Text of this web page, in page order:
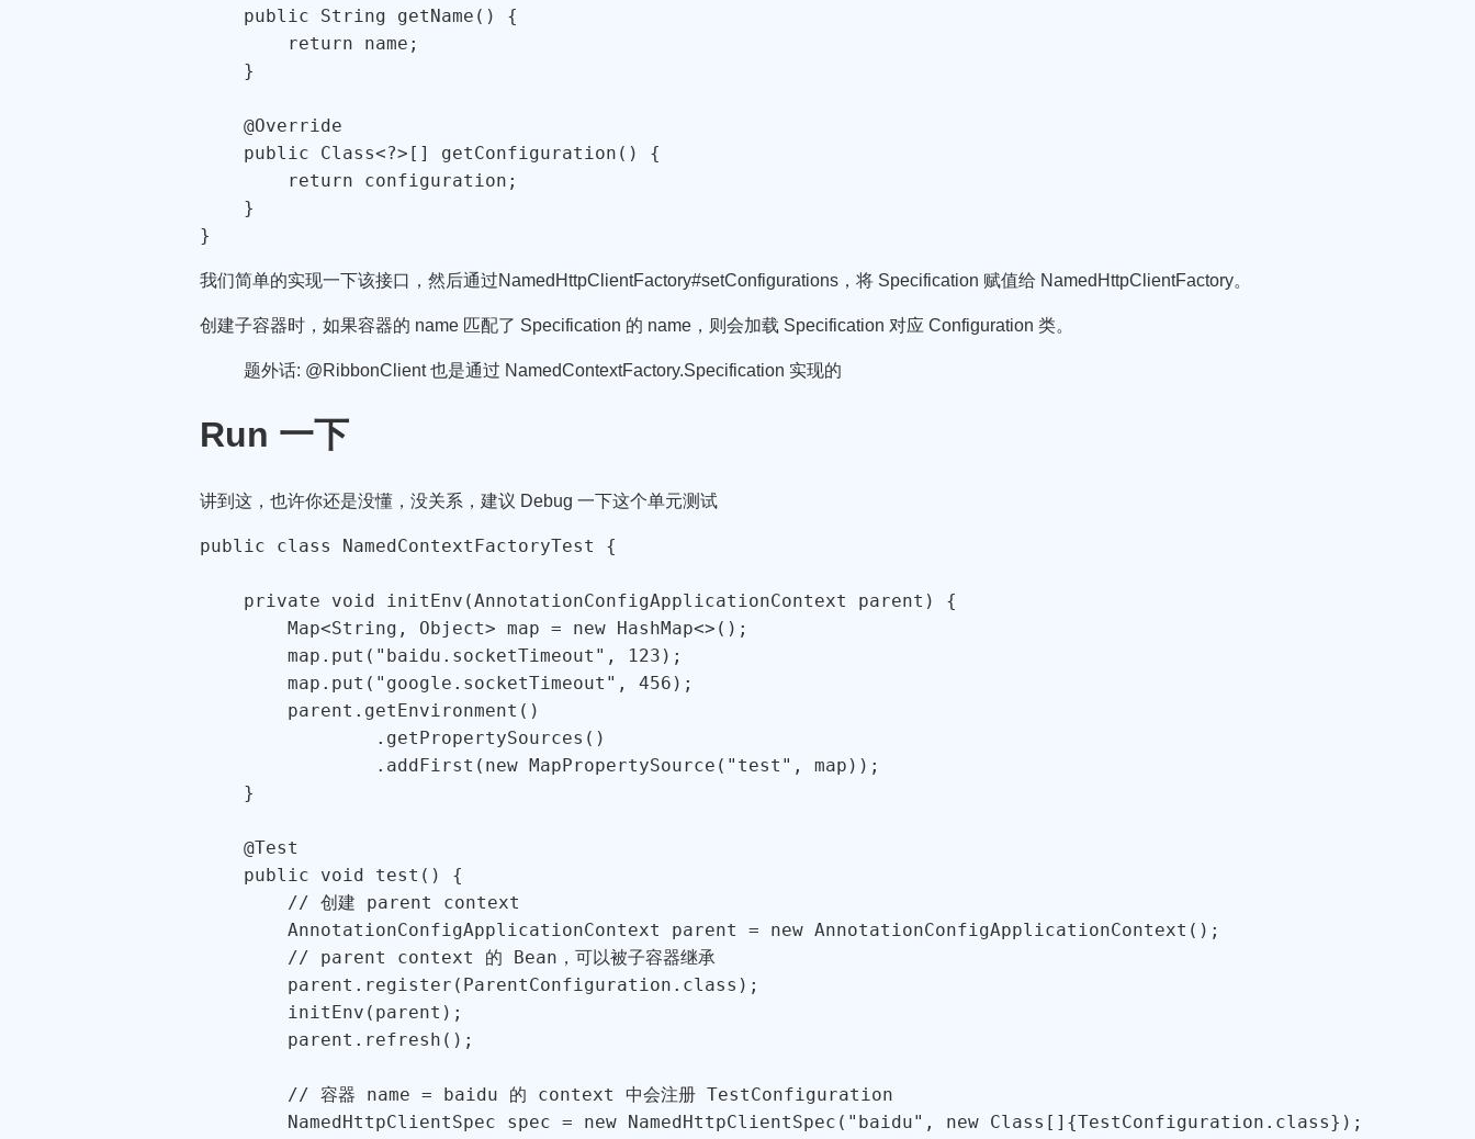
    public String getName() {
        return name;
    }
    @Override
    public Class<?>[] getConfiguration() {
        return configuration;
    }
}
我们简单的实现一下该接口，然后通过NamedHttpClientFactory#setConfigurations，将 Specification 赋值给 NamedHttpClientFactory。
创建子容器时，如果容器的 name 匹配了 Specification 的 name，则会加载 Specification 对应 Configuration 类。
题外话: @RibbonClient 也是通过 NamedContextFactory.Specification 实现的
Run 一下
讲到这，也许你还是没懂，没关系，建议 Debug 一下这个单元测试
public class NamedContextFactoryTest {
    private void initEnv(AnnotationConfigApplicationContext parent) {
        Map<String, Object> map = new HashMap<>();
        map.put("baidu.socketTimeout", 123);
        map.put("google.socketTimeout", 456);
        parent.getEnvironment()
                .getPropertySources()
                .addFirst(new MapPropertySource("test", map));
    }
    @Test
    public void test() {
        // 创建 parent context
        AnnotationConfigApplicationContext parent = new AnnotationConfigApplicationContext();
        // parent context 的 Bean，可以被子容器继承
        parent.register(ParentConfiguration.class);
        initEnv(parent);
        parent.refresh();
        // 容器 name = baidu 的 context 中会注册 TestConfiguration
        NamedHttpClientSpec spec = new NamedHttpClientSpec("baidu", new Class[]{TestConfiguration.class});